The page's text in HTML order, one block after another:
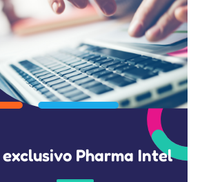
exclusivo Pharma Intel